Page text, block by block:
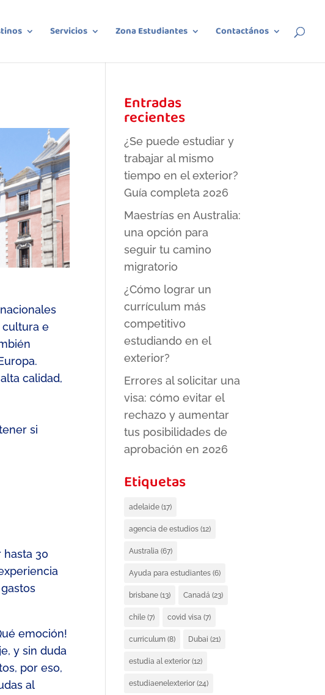
Servicios Zona Estudiantes Contactános
cultura e
.
calidad,
si
hasta 30
emoción!
y sin duda
por eso,
al
Entradas
recientes
¿Se puede estudiar y
trabajar al mismo
tiempo en el exterior?
Guía completa 2026
Maestrías en Australia:
una opción para
seguir tu camino
migratorio
¿Cómo lograr un
currículum más
competitivo
estudiando en el
exterior?
Errores al solicitar una
visa: cómo evitar el
rechazo y aumentar
tus posibilidades de
aprobación en 2026
Etiquetas
adelaide (17)
agencia de estudios (12)
Australia (67)
Ayuda para estudiantes (6)
brisbane (13) Canadá (23)
chile (7) covid visa (7)
curriculum (8) Dubai (21)
estudia al exterior (12)
estudiaenelexterior (24)